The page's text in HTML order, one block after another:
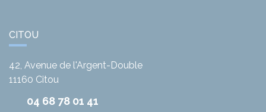
CITOU
42, Avenue de l'Argent-Double
11160 Citou
04 68 78 01 41